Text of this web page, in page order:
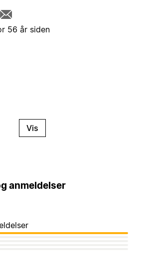
56 år siden
Vis
anmeldelser